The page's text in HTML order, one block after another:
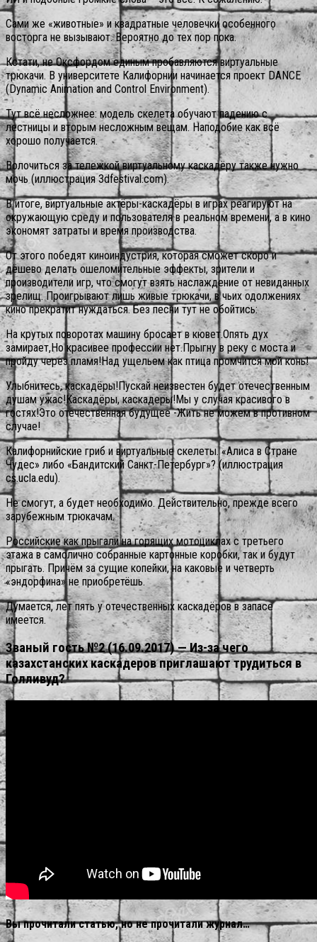
Сами же «животные» и квадратные человечки особенного
восторга не вызывают. Вероятно до тех пор пока.
Кстати, не Оксфордом единым пробавляются виртуальные
трюкачи. В университете Калифорнии начинается проект DANCE
(Dynamic Animation and Control Environment).
Тут всё несложнее: модель скелета обучают падению с
лестницы и вторым несложным вещам. Наподобие как всё
хорошо получается.
Волочиться за тележкой виртуальному каскадёру также нужно
мочь (иллюстрация 3dfestival.com).
В итоге, виртуальные актёры-каскадёры в играх реагируют на
окружающую среду и пользователя в реальном времени, а в кино
экономят затраты и время производства.
От этого победят киноиндустрия, которая сможет скоро и
дёшево делать ошеломительные эффекты, зрители и
производители игр, что смогут взять наслаждение от невиданных
зрелищ. Проигрывают лишь живые трюкачи, в чьих одолжениях
кино прекратит нуждаться. Без песни тут не обойтись:
На крутых поворотах машину бросает в кювет.Опять дух
замирает,Но красивее профессии нет.Прыгну в реку с моста и
пройду через пламя!Над ущельем как птица промчится мой конь!
Улыбнитесь, каскадёры!Пускай неизвестен будет отечественным
душам ужас!Каскадёры, каскадеры!Мы у случая красивого в
гостях!Это отечественная будущее -Жить не можем в противном
случае!
Калифорнийские гриб и виртуальные скелеты. «Алиса в Стране
Чудес» либо «Бандитский Санкт-Петербург»? (иллюстрация
cs.ucla.edu).
Не смогут, а будет необходимо. Действительно, прежде всего
зарубежным трюкачам.
Российские как прыгали на горящих мотоциклах с третьего
этажа в самолично собранные картонные коробки, так и будут
прыгать. Причём за сущие копейки, на каковые и четверть
«эндорфина» не приобретёшь.
Думается, лет пять у отечественных каскадёров в запасе
имеется.
Званый гость №2 (16.09.2017) — Из-за чего
казахстанских каскадеров приглашают трудиться в
Голливуд?
Вы прочитали статью, но не прочитали журнал…